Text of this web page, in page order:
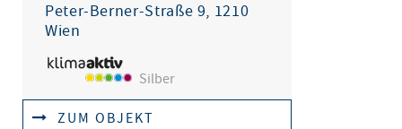
Peter-Berner-Straße 9, 1210
Wien
Silber
ZUM OBJEKT